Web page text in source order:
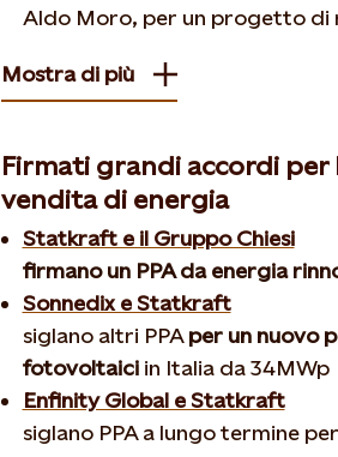
Aldo Moro, per un progetto di
Mostra di più
Firmati grandi accordi
vendita di energia
Statkraft e il Gruppo Chiesi
firmano un PPA da energia
Sonnedix e Statkraft
siglano altri PPAper un nuovo
fotovoltaiciin Italia da 34MWp
Enfinity Global e Statkraft
siglano PPA a lungo termine